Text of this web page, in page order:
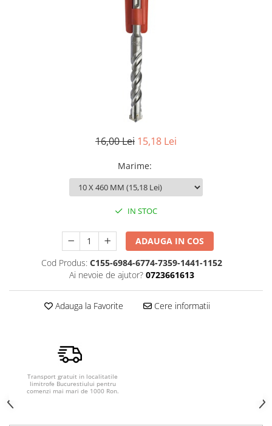
16,00 Lei 15,18 Lei
Marime:
IN STOC
ADAUGA IN COS
Cod Produs: C155-6984-6774-7359-1441-1152
Ai nevoie de ajutor? 0723661613
Adauga la Favorite Cere informatii
Transport gratuit in localitatile
limitrofe Bucurestiului pentru
comenzi mai mari de 1000 Ron.